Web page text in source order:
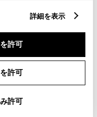
詳細を表示
許可
許可
許可
合わせ
定日を除く）
してくださ